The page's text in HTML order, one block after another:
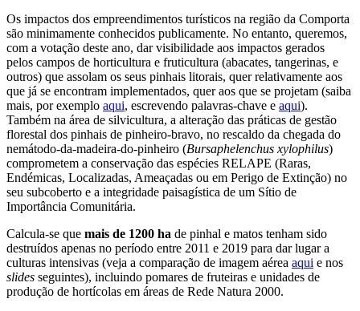
Os impactos dos empreendimentos turísticos na região da Comporta
são minimamente conhecidos publicamente. No entanto, queremos,
com a votação deste ano, dar visibilidade aos impactos gerados
pelos campos de horticultura e fruticultura (abacates, tangerinas, e
outros) que assolam os seus pinhais litorais, quer relativamente aos
que já se encontram implementados, quer aos que se projetam (saiba
mais, por exemplo aqui, escrevendo palavras-chave e aqui).
Também na área de silvicultura, a alteração das práticas de gestão
florestal dos pinhais de pinheiro-bravo, no rescaldo da chegada do
nemátodo-da-madeira-do-pinheiro (Bursaphelenchus xylophilus)
comprometem a conservação das espécies RELAPE (Raras,
Endémicas, Localizadas, Ameaçadas ou em Perigo de Extinção) no
seu subcoberto e a integridade paisagística de um Sítio de
Importância Comunitária.
Calcula-se que mais de 1200 ha de pinhal e matos tenham sido
destruídos apenas no período entre 2011 e 2019 para dar lugar a
culturas intensivas (veja a comparação de imagem aérea aqui e nos
slides seguintes), incluindo pomares de fruteiras e unidades de
produção de hortícolas em áreas de Rede Natura 2000.